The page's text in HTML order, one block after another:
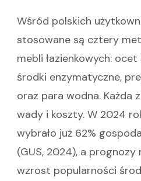
Wśród polskich
stosowane są cztery
mebli łazienkowych:
środki enzymatyczne,
oraz para wodna. Każda
wady i koszty. W 2024
wybrało już 62%
(GUS, 2024), a
wzrost popularności